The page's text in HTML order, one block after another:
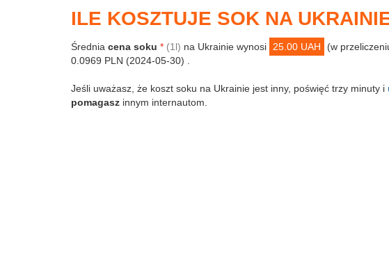
ILE KOSZTUJE SOK NA
Średnia cena soku * (1l) na Ukrainie wynosi 25.00 UAH (w
0.0969 PLN (2024-05-30) .
Jeśli uważasz, że koszt soku na Ukrainie jest inny, poświęć trzy minuty i
pomagasz innym internautom.